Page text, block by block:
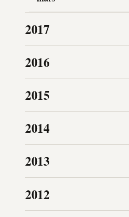
2017
2016
2015
2014
2013
2012